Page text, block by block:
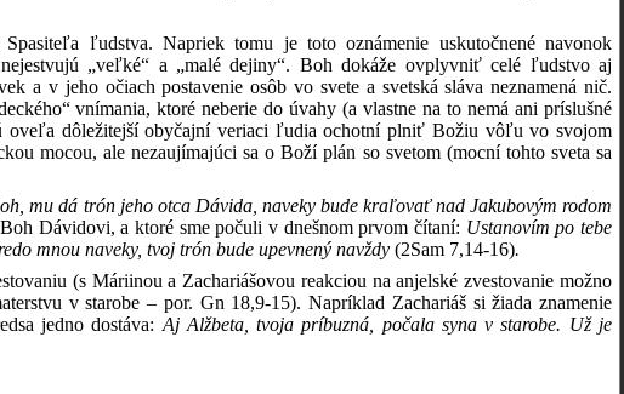
ľudstva. Napriek tomu je toto oznámenie uskutočnené navonok
„veľké“ a „malé dejiny“. Boh dokáže ovplyvniť celé ľudstvo aj
a v jeho očiach postavenie osôb vo svete a svetská sláva neznamená nič.
vnímania, ktoré neberie do úvahy (a vlastne na to nemá ani príslušné
oveľa dôležitejší obyčajní veriaci ľudia ochotní plniť Božiu vôľu vo svojom
mocou, ale nezaujímajúci sa o Boží plán so svetom (mocní tohto sveta sa
mu dá trón jeho otca Dávida, naveky bude kraľovať nad Jakubovým rodom
Dávidovi, a ktoré sme počuli v dnešnom prvom čítaní: Ustanovím po tebe
mnou naveky, tvoj trón bude upevnený navždy (2Sam 7,14-16).
(s Máriinou a Zachariášovou reakciou na anjelské zvestovanie možno
v starobe – por. Gn 18,9-15). Napríklad Zachariáš si žiada znamenie
jedno dostáva: Aj Alžbeta, tvoja príbuzná, počala syna v starobe. Už je